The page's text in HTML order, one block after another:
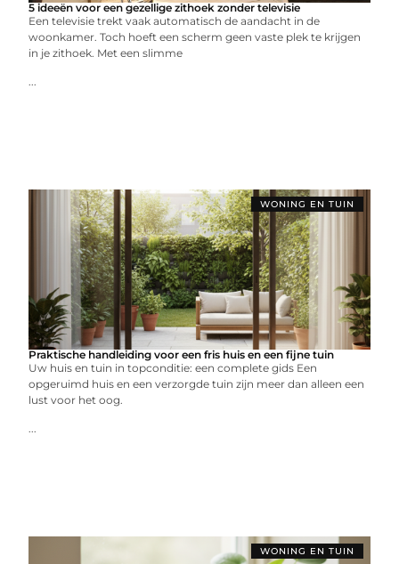
5 ideeën voor een gezellige zithoek zonder televisie
Een televisie trekt vaak automatisch de aandacht in de
woonkamer. Toch hoeft een scherm geen vaste plek te krijgen
in je zithoek. Met een slimme
...
WONING EN TUIN
Praktische handleiding voor een fris huis en een fijne tuin
Uw huis en tuin in topconditie: een complete gids Een
opgeruimd huis en een verzorgde tuin zijn meer dan alleen een
lust voor het oog.
...
WONING EN TUIN